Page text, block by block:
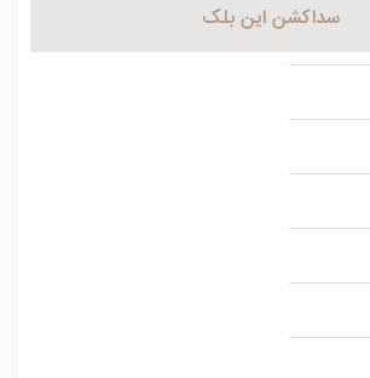
سداکشن این بلک